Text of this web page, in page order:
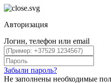
Авторизация
Логин, телефон или email
Забыли пароль?
Не заполнены необходимые